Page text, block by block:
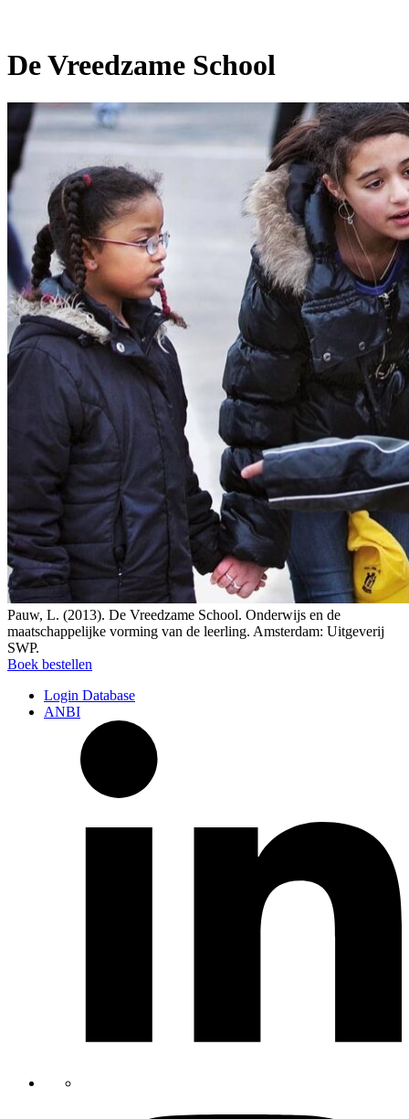
De Vreedzame School
Pauw, L. (2013). De Vreedzame School. Onderwijs en de
maatschappelijke vorming van de leerling. Amsterdam: Uitgeverij
SWP.
Boek bestellen
Login Database
ANBI